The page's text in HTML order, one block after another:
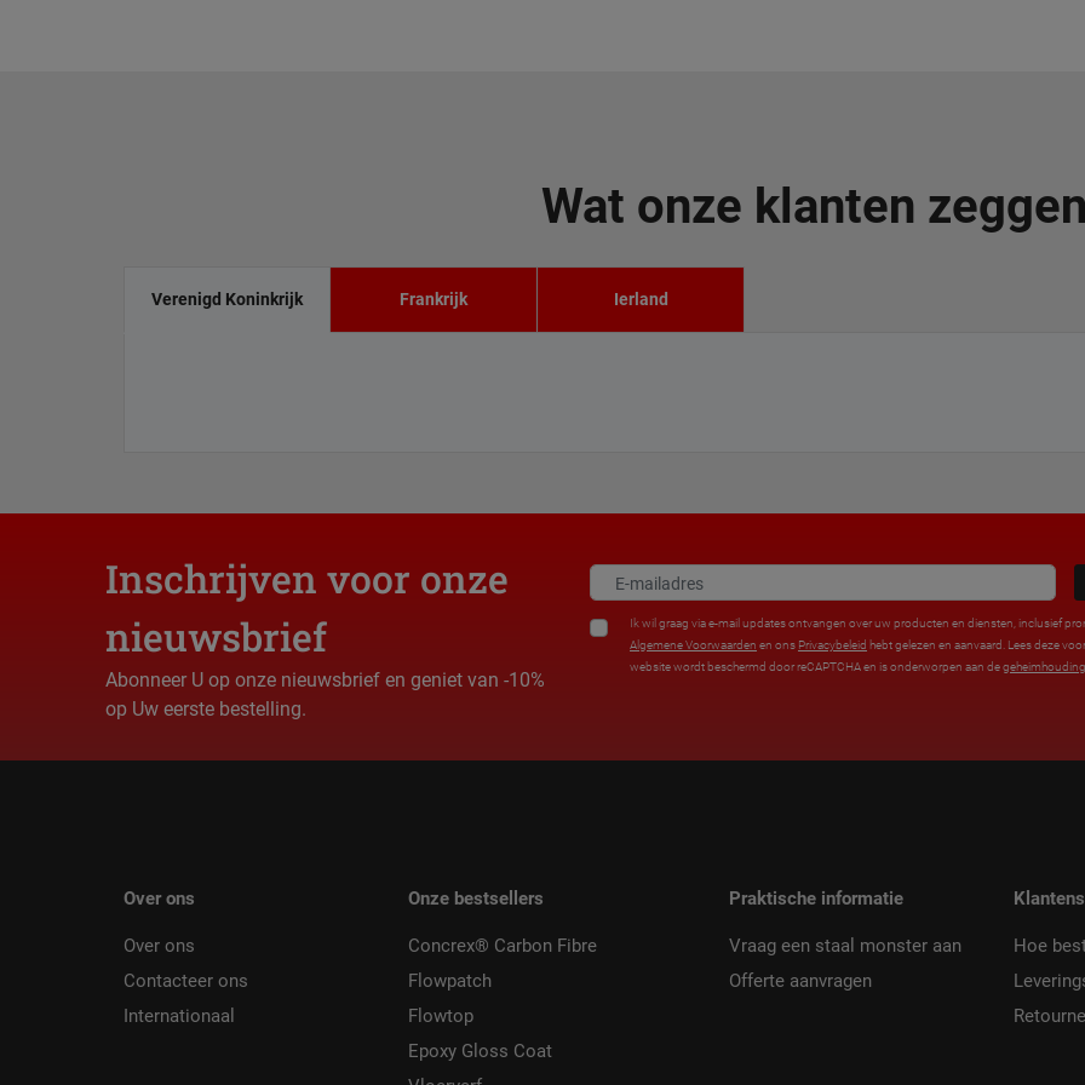
Wat onze klanten
Verenigd Koninkrijk Frankrijk Ierland
Inschrijven voor onze
nieuwsbrief
Abonneer U op onze nieuwsbrief en geniet van -10%
op Uw eerste bestelling.
Ik wil graag via e-mail updates ontvangen over uw producten en diensten, inclusief
Algemene Voorwaarden en ons Privacybeleid hebt gelezen en aanvaard. Lees deze
website wordt beschermd door reCAPTCHA en is onderworpen aan de
Over ons
Over ons
Contacteer ons
Internationaal
Onze bestsellers
Concrex® Carbon Fibre
Flowpatch
Flowtop
Epoxy Gloss Coat
Praktische informatie
Vraag een staal monster aan
Offerte aanvragen
Hoe